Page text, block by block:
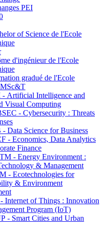
PEI
of Science de l'Ecole
d'ingénieur de l'Ecole
gradué de l'Ecole
Artificial Intelligence and
Visual Computing
- Cybersecurity : Threats
Data Science for Business
- Economics, Data Analytics
Finance
- Energy Environment :
& Management
- Ecotechnologies for
& Environment
Internet of Things : Innovation
Program (IoT)
- Smart Cities and Urban